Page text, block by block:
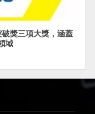
破獎三項大獎，涵蓋
域